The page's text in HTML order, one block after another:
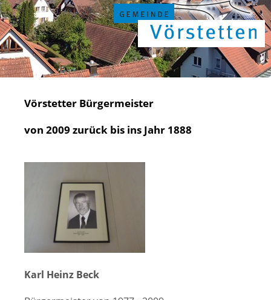
Vörstetter Bürgermeister
von 2009 zurück bis ins Jahr 1888
Karl Heinz Beck